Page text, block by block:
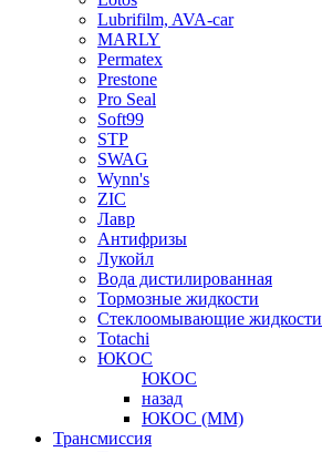
Lubrifilm, AVA-car
MARLY
Permatex
Prestone
Pro Seal
Soft99
STP
SWAG
Wynn's
ZIC
Лавр
Антифризы
Лукойл
Вода дистилированная
Тормозные жидкости
Стеклоомывающие жидкости
Totachi
ЮКОС
ЮКОС
назад
ЮКОС (ММ)
Трансмиссия